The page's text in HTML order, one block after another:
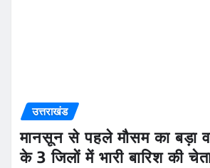
उत्तराखंड
मानसून से पहले मौसम का बड़ा
के 3 जिलों में भारी बारिश की